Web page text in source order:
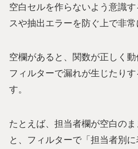
空白セルを作らないよう意識す
スや抽出エラーを防ぐ上で非常
空欄があると、関数が正しく動
フィルターで漏れが生じたり
す。
たとえば、担当者欄が空白の
と、フィルターで「担当者別